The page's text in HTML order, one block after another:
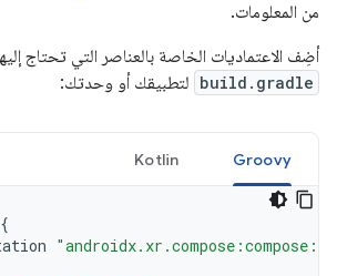
من المعلومات.
أضِف الاعتماديات الخاصة بالعناصر التي تحتاج
build.gradle لتطبيقك أو وحدتك:
Groovy
Kotlin
{